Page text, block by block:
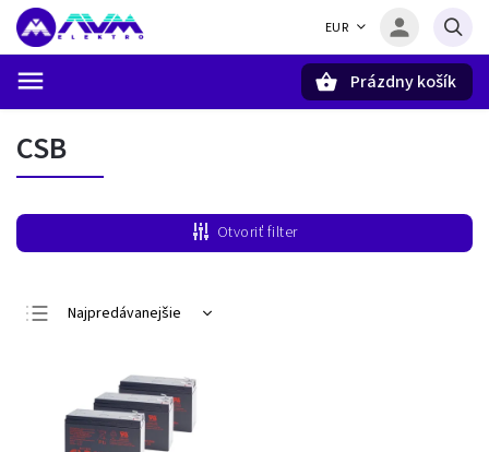
EUR
Prázdny košík
CSB
Otvoriť filter
Najpredávanejšie
Najdrahšie
Abecedne